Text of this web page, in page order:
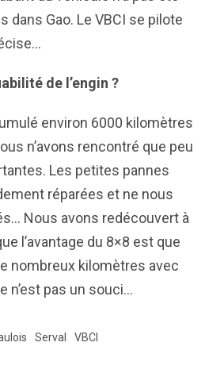
dans Gao. Le VBCI se pilote
de l’engin ?
environ 6000 kilomètres
n’avons rencontré que peu
Les petites pannes
réparées et ne nous
Nous avons redécouvert à
l’avantage du 8×8 est que
nombreux kilomètres avec
n’est pas un souci…
Serval VBCI